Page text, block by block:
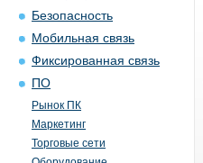
Безопасность
Мобильная связь
Фиксированная связь
ПО
Рынок ПК
Маркетинг
Торговые сети